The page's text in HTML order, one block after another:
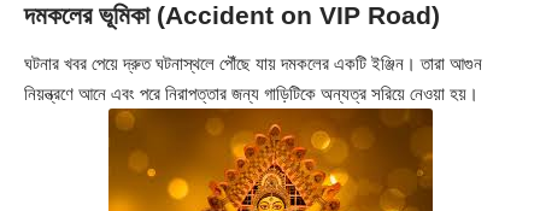
দমকলের ভূমিকা(Accident on VIP Road)
ঘটনার খবর পেয়ে দ্রুত ঘটনাস্থলে পৌঁছে যায় দমকলের একটি ইঞ্জিন। তারা আগুন
নিয়ন্ত্রণে আনে এবং পরে নিরাপত্তার জন্য গাড়িটিকে অন্যত্র সরিয়ে নেওয়া হয়।